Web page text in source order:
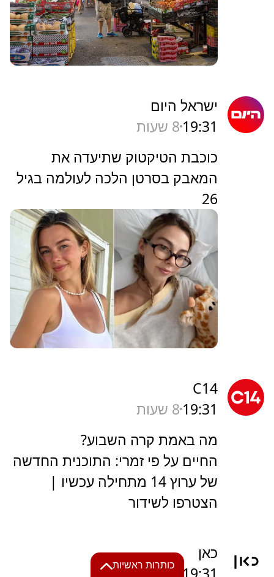
כותרות ראשיות
ישראל היום
19:31 8 שעות
כוכבת הטיקטוק שתיעדה את
המאבק בסרטן הלכה לעולמה בגיל
26
C14
19:31 8 שעות
מה באמת קרה השבוע?
החיים על פי זמרי: התוכנית החדשה
של ערוץ 14 מתחילה עכשיו |
הצטרפו לשידור
כאן